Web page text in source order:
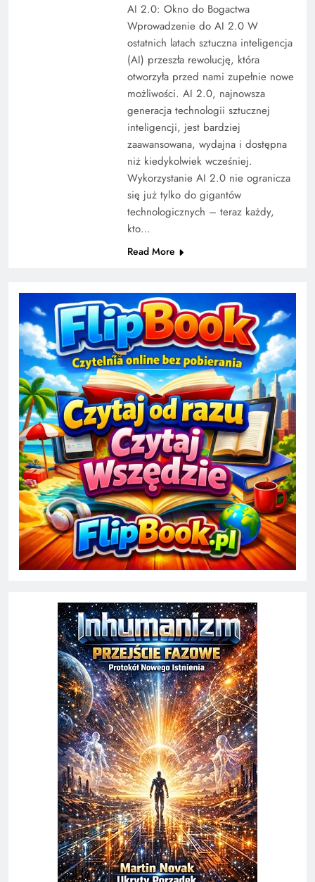
AI 2.0: Okno do Bogactwa
Wprowadzenie do AI 2.0 W
ostatnich latach sztuczna inteligencja
(AI) przeszła rewolucję, która
otworzyła przed nami zupełnie nowe
możliwości. AI 2.0, najnowsza
generacja technologii sztucznej
inteligencji, jest bardziej
zaawansowana, wydajna i dostępna
niż kiedykolwiek wcześniej.
Wykorzystanie AI 2.0 nie ogranicza
się już tylko do gigantów
technologicznych – teraz każdy,
kto…
Read More